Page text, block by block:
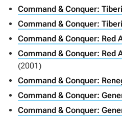
Command & Conquer:
Command & Conquer:
Command & Conquer: Red
Command & Conquer: Red
(2001)
Command & Conquer:
Command & Conquer:
Command & Conquer: